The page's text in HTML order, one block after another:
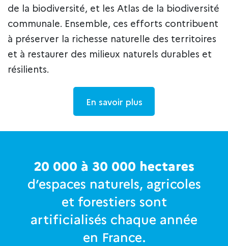
de la biodiversité, et les Atlas de la biodiversité
communale. Ensemble, ces efforts contribuent
à préserver la richesse naturelle des territoires
et à restaurer des milieux naturels durables et
résilients.
En savoir plus
20 000 à 30 000 hectares
d’espaces naturels, agricoles
et forestiers sont
artificialisés chaque année
en France.